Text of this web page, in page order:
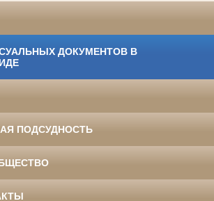
ДОКУМЕНТОВ В
ПОДСУДНОСТЬ